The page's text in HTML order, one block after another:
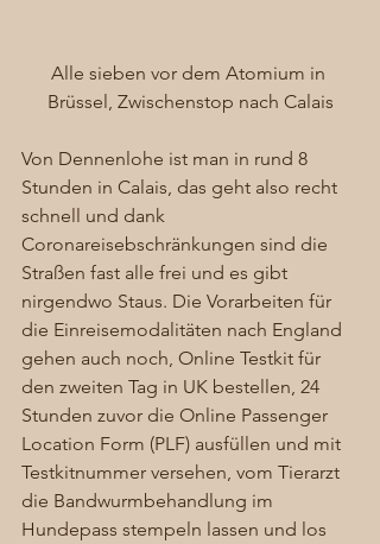
Alle sieben vor dem Atomium in
Brüssel, Zwischenstop nach Calais
Von Dennenlohe ist man in rund 8
Stunden in Calais, das geht also recht
schnell und dank
Coronareisebschränkungen sind die
Straßen fast alle frei und es gibt
nirgendwo Staus. Die Vorarbeiten für
die Einreisemodalitäten nach England
gehen auch noch, Online Testkit für
den zweiten Tag in UK bestellen, 24
Stunden zuvor die Online Passenger
Location Form (PLF) ausfüllen und mit
Testkitnummer versehen, vom Tierarzt
die Bandwurmbehandlung im
Hundepass stempeln lassen und los